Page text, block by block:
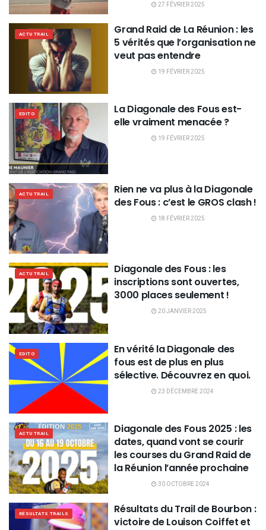
27 FÉVRIER 2025
ACTU TRAIL
Grand Raid de La Réunion : les
5 vérités que l’organisation ne
veut pas entendre
19 FÉVRIER 2025
EDITO
La Diagonale des Fous est-
elle vraiment menacée ?
19 FÉVRIER 2025
ACTU TRAIL
Rien ne va plus à la Diagonale
des Fous : c’est le GROS clash !
18 FÉVRIER 2025
ACTU TRAIL
Diagonale des Fous : les
inscriptions sont ouvertes,
3000 places seulement !
20 JANVIER 2025
EDITO
En vérité la Diagonale des
fous est de plus en plus
sélective. Découvrez en quoi.
23 DÉCEMBRE 2024
ACTU TRAIL
Diagonale des Fous 2025 : les
dates, quand vont se courir
les courses du Grand Raid de
la Réunion l’année prochaine
30 OCTOBRE 2024
RÉSULTATS TRAILS
Résultats du Trail de Bourbon :
victoire de Louison Coiffet et